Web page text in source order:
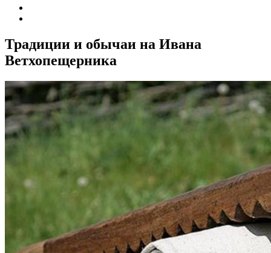
Традиции и обычаи на Ивана
Ветхопещерника